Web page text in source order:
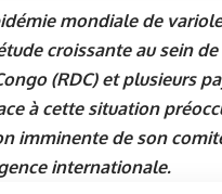
mondiale de
croissante au sein
(RDC) et plusieurs
à cette situation
imminente de son
internationale.